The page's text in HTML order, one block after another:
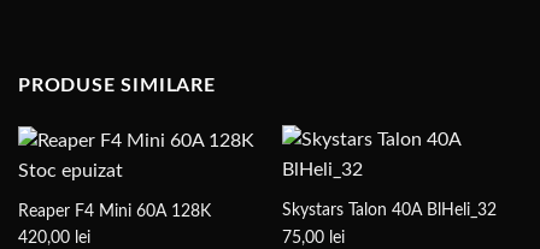
PRODUSE SIMILARE
Stoc epuizat
Reaper F4 Mini 60A 128K
420,00 lei
Skystars Talon 40A BlHeli_32
75,00 lei